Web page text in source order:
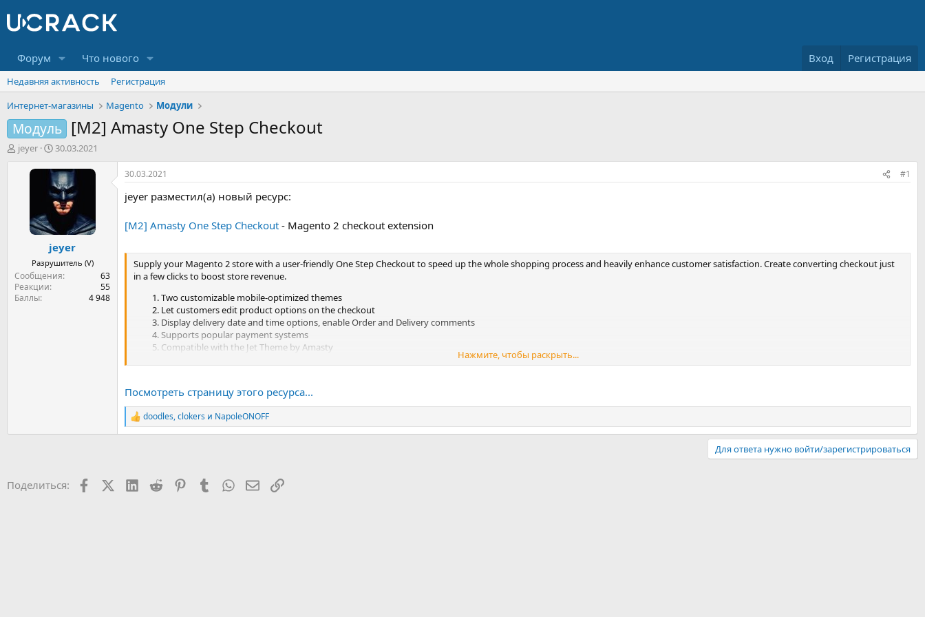
Форум Что нового Вход Регистрация
Недавняя активность
Регистрация
Интернет-магазины
Magento Модули
Модуль [M2] Amasty One Step Checkout
А
jeyer
Д
т
а
н
а
а
л
а
30.03.2021
jeyer
Разрушитель (V)
Сообщения
63
Реакции
55
Баллы
4 948
30.03.2021 #1
jeyer разместил(а) новый ресурс:
[M2] Amasty One Step Checkout - Magento 2 checkout extension
Supply your Magento 2 store with a user-friendly One Step Checkout to speed up the whole shopping process and heavily enhance customer satisfaction. Create converting checkout just
in a few clicks to boost store revenue.
Two customizable mobile-optimized themes
Let customers edit product options on the checkout
Display delivery date and time options, enable Order and Delivery comments
Supports popular payment systems
Compatible with the Jet Theme by Amasty
Нажмите, чтобы раскрыть...
Посмотреть страницу этого ресурса...
Р
е
и
doodles,clokers и NapoleONOFF
Для ответа нужно войти/зарегистрироваться
Поделиться: FacebookX (Twitter)
LinkedIn
Reddit PinterestTumblr WhatsApp
Электронная почта
Ссылка